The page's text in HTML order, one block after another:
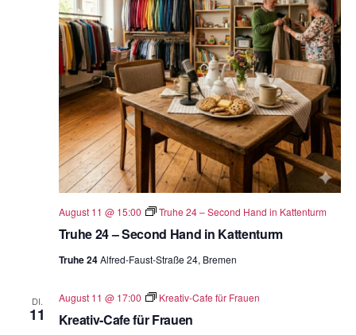
Truhe 24 – Second Hand in Kattenturm
August 11 @ 15:00 Truhe 24 – Second Hand in Kattenturm
Truhe 24Alfred-Faust-Straße 24, Bremen
DI.
11 Kreativ-Cafe für Frauen
August 11 @ 17:00 Kreativ-Cafe für Frauen